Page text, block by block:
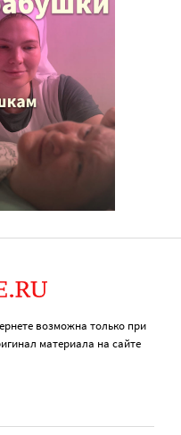
возможна только при
материала на сайте